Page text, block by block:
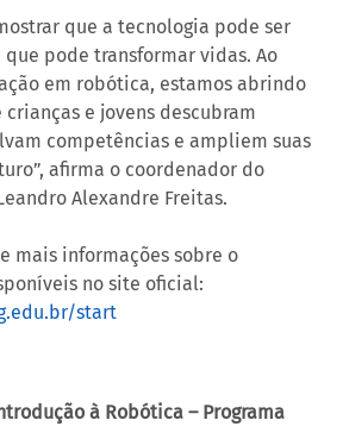
que a tecnologia pode ser
pode transformar vidas. Ao
em robótica, estamos abrindo
e jovens descubram
competências e ampliem suas
afirma o coordenador do
Alexandre Freitas.
mais informações sobre o
no site oficial:
start
à Robótica – Programa